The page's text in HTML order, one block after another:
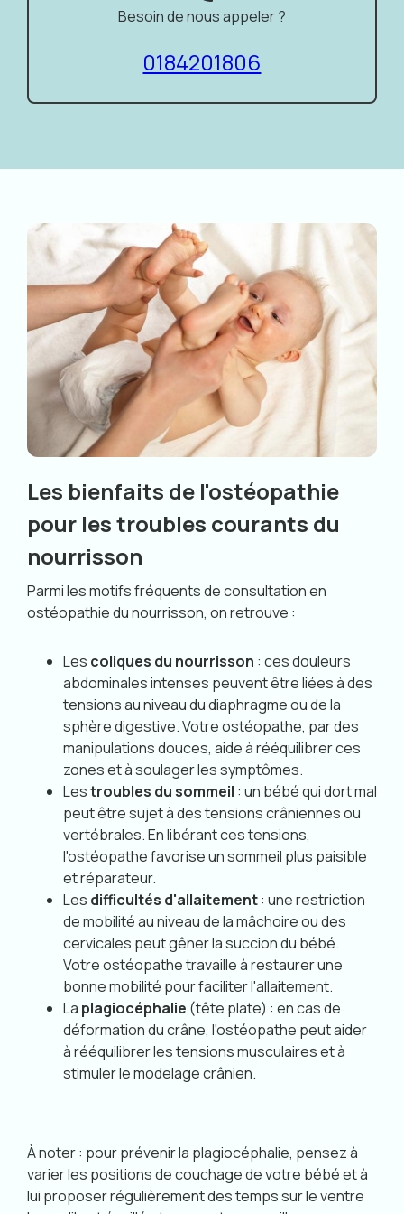
Besoin de nous appeler ?
0184201806
Les bienfaits de l'ostéopathie
pour les troubles courants du
nourrisson
Parmi les motifs fréquents de consultation en
ostéopathie du nourrisson, on retrouve :
Les coliques du nourrisson : ces douleurs
abdominales intenses peuvent être liées à des
tensions au niveau du diaphragme ou de la
sphère digestive. Votre ostéopathe, par des
manipulations douces, aide à rééquilibrer ces
zones et à soulager les symptômes.
Lestroubles du sommeil : un bébé qui dort mal
peut être sujet à des tensions crâniennes ou
vertébrales. En libérant ces tensions,
l'ostéopathe favorise un sommeil plus paisible
et réparateur.
Les difficultés d'allaitement: une restriction
de mobilité au niveau de la mâchoire ou des
cervicales peut gêner la succion du bébé.
Votre ostéopathe travaille à restaurer une
bonne mobilité pour faciliter l'allaitement.
La plagiocéphalie (tête plate) : en cas de
déformation du crâne, l'ostéopathe peut aider
à rééquilibrer les tensions musculaires et à
stimuler le modelage crânien.
À noter : pour prévenir la plagiocéphalie, pensez à
varier les positions de couchage de votre bébé et à
lui proposer régulièrement des temps sur le ventre